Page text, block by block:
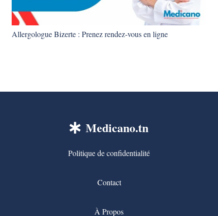
Allergologue Bizerte : Prenez rendez-vous en ligne
Medicano.tn
Politique de confidentialité
Contact
À Propos